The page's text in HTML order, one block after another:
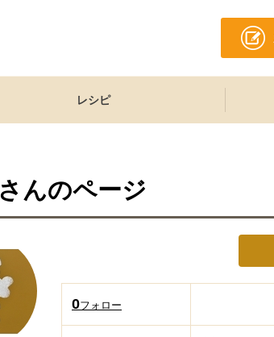
レシピ
さんのページ
0フォロー